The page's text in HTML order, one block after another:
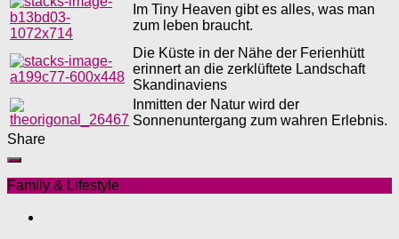
Im Tiny Heaven gibt es alles, was man
zum leben braucht.
Die Küste in der Nähe der Ferienhütt
erinnert an die zerklüftete Landschaft
Skandinaviens
Inmitten der Natur wird der
Sonnenuntergang zum wahren Erlebnis.
Share
Family & Lifestyle